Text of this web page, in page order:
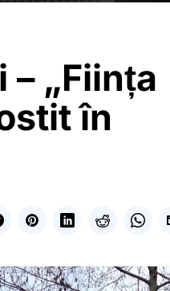
„Ființa
în